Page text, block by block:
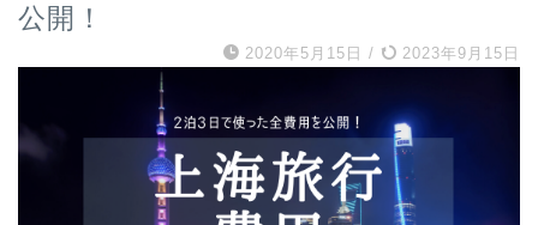
公開！
2020年5月15日 / 2023年9月15日